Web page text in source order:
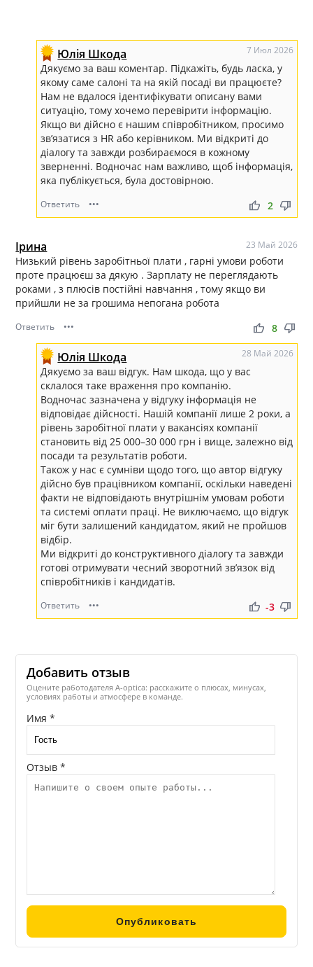
Юлія Шкода 7 Июл 2026
Дякуємо за ваш коментар. Підкажіть, будь ласка, у
якому саме салоні та на якій посаді ви працюєте?
Нам не вдалося ідентифікувати описану вами
ситуацію, тому хочемо перевірити інформацію.
Якщо ви дійсно є нашим співробітником, просимо
зв’язатися з HR або керівником. Ми відкриті до
діалогу та завжди розбираємося в кожному
зверненні. Водночас нам важливо, щоб інформація,
яка публікується, була достовірною.
Ответить ••• thumb_up thumb_down
2
Ірина 23 Май 2026
Низький рівень заробітньої плати , гарні умови роботи
проте працюєш за дякую . Зарплату не переглядають
роками , з плюсів постійні навчання , тому якщо ви
прийшли не за грошима непогана робота
Ответить ••• thumb_up thumb_down
8
Юлія Шкода 28 Май 2026
Дякуємо за ваш відгук. Нам шкода, що у вас
склалося таке враження про компанію.
Водночас зазначена у відгуку інформація не
відповідає дійсності. Нашій компанії лише 2 роки, а
рівень заробітної плати у вакансіях компанії
становить від 25 000–30 000 грн і вище, залежно від
посади та результатів роботи.
Також у нас є сумніви щодо того, що автор відгуку
дійсно був працівником компанії, оскільки наведені
факти не відповідають внутрішнім умовам роботи
та системі оплати праці. Не виключаємо, що відгук
міг бути залишений кандидатом, який не пройшов
відбір.
Ми відкриті до конструктивного діалогу та завжди
готові отримувати чесний зворотний зв’язок від
співробітників і кандидатів.
Ответить ••• thumb_up thumb_down
-3
Добавить отзыв
Оцените работодателя A-optica: расскажите о плюсах, минусах,
условиях работы и атмосфере в команде.
Имя *
Отзыв *